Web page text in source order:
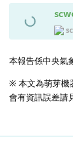
本報告係中央氣
※ 本文為萌芽機
會有資訊誤差請